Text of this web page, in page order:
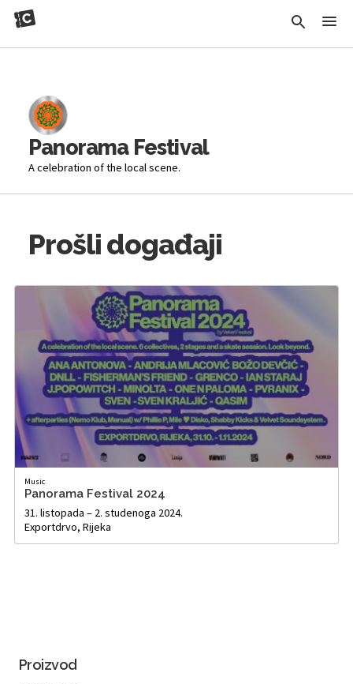
Panorama Festival
A celebration of the local scene.
Prošli događaji
Music
Panorama Festival 2024
31. listopada – 2. studenoga 2024.
Exportdrvo, Rijeka
Proizvod